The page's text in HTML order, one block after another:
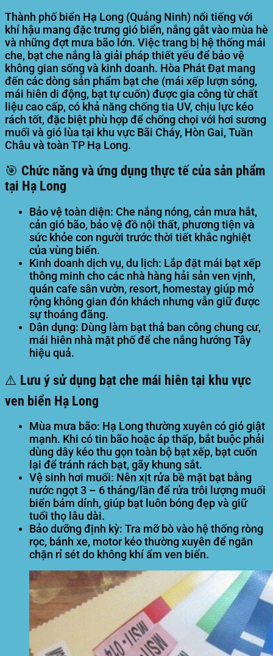
Thành phố biển Hạ Long (Quảng Ninh) nổi tiếng với
khí hậu mang đặc trưng gió biển, nắng gắt vào mùa hè
và những đợt mưa bão lớn. Việc trang bị hệ thống mái
che, bạt che nắng là giải pháp thiết yếu để bảo vệ
không gian sống và kinh doanh. Hòa Phát Đạt mang
đến các dòng sản phẩm bạt che (mái xếp lượn sóng,
mái hiên di động, bạt tự cuốn) được gia công từ chất
liệu cao cấp, có khả năng chống tia UV, chịu lực kéo
rách tốt, đặc biệt phù hợp để chống chọi với hơi sương
muối và gió lùa tại khu vực Bãi Cháy, Hòn Gai, Tuần
Châu và toàn TP Hạ Long.
🎯 Chức năng và ứng dụng thực tế của sản phẩm
tại Hạ Long
Bảo vệ toàn diện: Che nắng nóng, cản mưa hắt,
cản gió bão, bảo vệ đồ nội thất, phương tiện và
sức khỏe con người trước thời tiết khắc nghiệt
của vùng biển.
Kinh doanh dịch vụ, du lịch: Lắp đặt mái bạt xếp
thông minh cho các nhà hàng hải sản ven vịnh,
quán cafe sân vườn, resort, homestay giúp mở
rộng không gian đón khách nhưng vẫn giữ được
sự thoáng đãng.
Dân dụng: Dùng làm bạt thả ban công chung cư,
mái hiên nhà mặt phố để che nắng hướng Tây
hiệu quả.
⚠️ Lưu ý sử dụng bạt che mái hiên tại khu vực
ven biển Hạ Long
Mùa mưa bão: Hạ Long thường xuyên có gió giật
mạnh. Khi có tin bão hoặc áp thấp, bắt buộc phải
dùng dây kéo thu gọn toàn bộ bạt xếp, bạt cuốn
lại để tránh rách bạt, gãy khung sắt.
Vệ sinh hơi muối: Nên xịt rửa bề mặt bạt bằng
nước ngọt 3 – 6 tháng/lần để rửa trôi lượng muối
biển bám dính, giúp bạt luôn bóng đẹp và giữ
tuổi thọ lâu dài.
Bảo dưỡng định kỳ: Tra mỡ bò vào hệ thống ròng
rọc, bánh xe, motor kéo thường xuyên để ngăn
chặn rỉ sét do không khí ẩm ven biển.